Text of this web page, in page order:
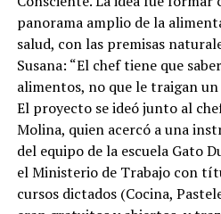
Consciente. La idea fue formar
panorama amplio de la
salud, con las premisas
Susana: “El chef tiene que
alimentos, no que le traigan
El proyecto se ideó junto al
Molina, quien acercó a una
del equipo de la escuela Gato
el Ministerio de Trabajo con
cursos dictados (Cocina,